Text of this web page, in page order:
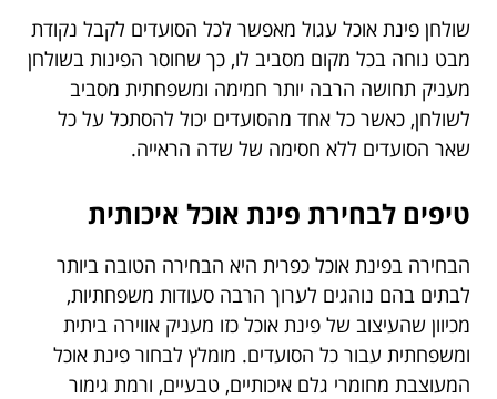
שולחן פינת אוכל עגול מאפשר לכל הסועדים לקבל נקודת
מבט נוחה בכל מקום מסביב לו, כך שחוסר הפינות בשולחן
מעניק תחושה הרבה יותר חמימה ומשפחתית מסביב
לשולחן, כאשר כל אחד מהסועדים יכול להסתכל על כל
שאר הסועדים ללא חסימה של שדה הראייה.
טיפים לבחירת פינת אוכל איכותית
הבחירה בפינת אוכל כפרית היא הבחירה הטובה ביותר
לבתים בהם נוהגים לערוך הרבה סעודות משפחתיות,
מכיוון שהעיצוב של פינת אוכל כזו מעניק אווירה ביתית
ומשפחתית עבור כל הסועדים. מומלץ לבחור פינת אוכל
המעוצבת מחומרי גלם איכותיים, טבעיים, ורמת גימור